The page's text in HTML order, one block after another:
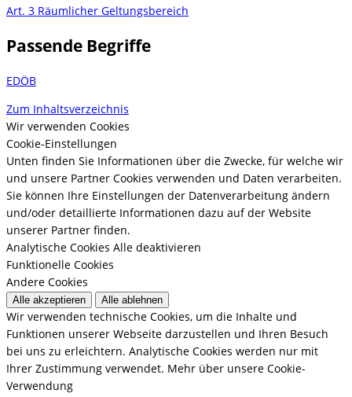
Art. 3 Räumlicher Geltungsbereich
Passende Begriffe
EDÖB
Zum Inhaltsverzeichnis
Wir verwenden Cookies
Cookie-Einstellungen
Unten finden Sie Informationen über die Zwecke, für welche wir
und unsere Partner Cookies verwenden und Daten verarbeiten.
Sie können Ihre Einstellungen der Datenverarbeitung ändern
und/oder detaillierte Informationen dazu auf der Website
unserer Partner finden.
Analytische Cookies Alle deaktivieren
Funktionelle Cookies
Andere Cookies
Alle akzeptieren Alle ablehnen
Wir verwenden technische Cookies, um die Inhalte und
Funktionen unserer Webseite darzustellen und Ihren Besuch
bei uns zu erleichtern. Analytische Cookies werden nur mit
Ihrer Zustimmung verwendet. Mehr über unsere Cookie-
Verwendung